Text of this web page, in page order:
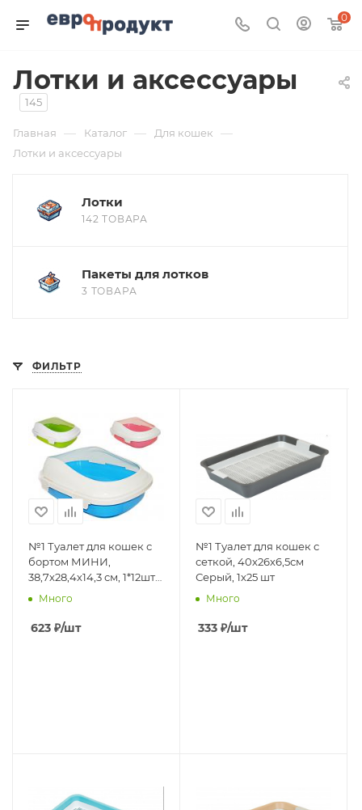
0
Лотки и аксессуары
145
Главная — Каталог — Для кошек —
Лотки и аксессуары
Лотки
142 ТОВАРА
Пакеты для лотков
3 ТОВАРА
ФИЛЬТР
№1 Туалет для кошек с
бортом МИНИ,
38,7х28,4х14,3 см, 1*12шт
пластик
Много
623 ₽/шт
№1 Туалет для кошек с
сеткой, 40х26х6,5см
Серый, 1х25 шт
Много
333 ₽/шт